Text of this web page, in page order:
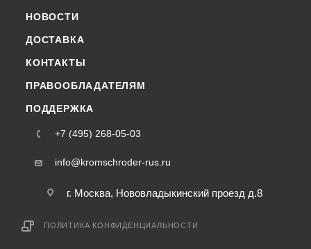
НОВОСТИ
ДОСТАВКА
КОНТАКТЫ
ПРАВООБЛАДАТЕЛЯМ
ПОДДЕРЖКА
+7 (495) 268-05-03
info@kromschroder-rus.ru
г. Москва, Нововладыкинский проезд д.8
ПОЛИТИКА КОНФИДЕНЦИАЛЬНОСТИ